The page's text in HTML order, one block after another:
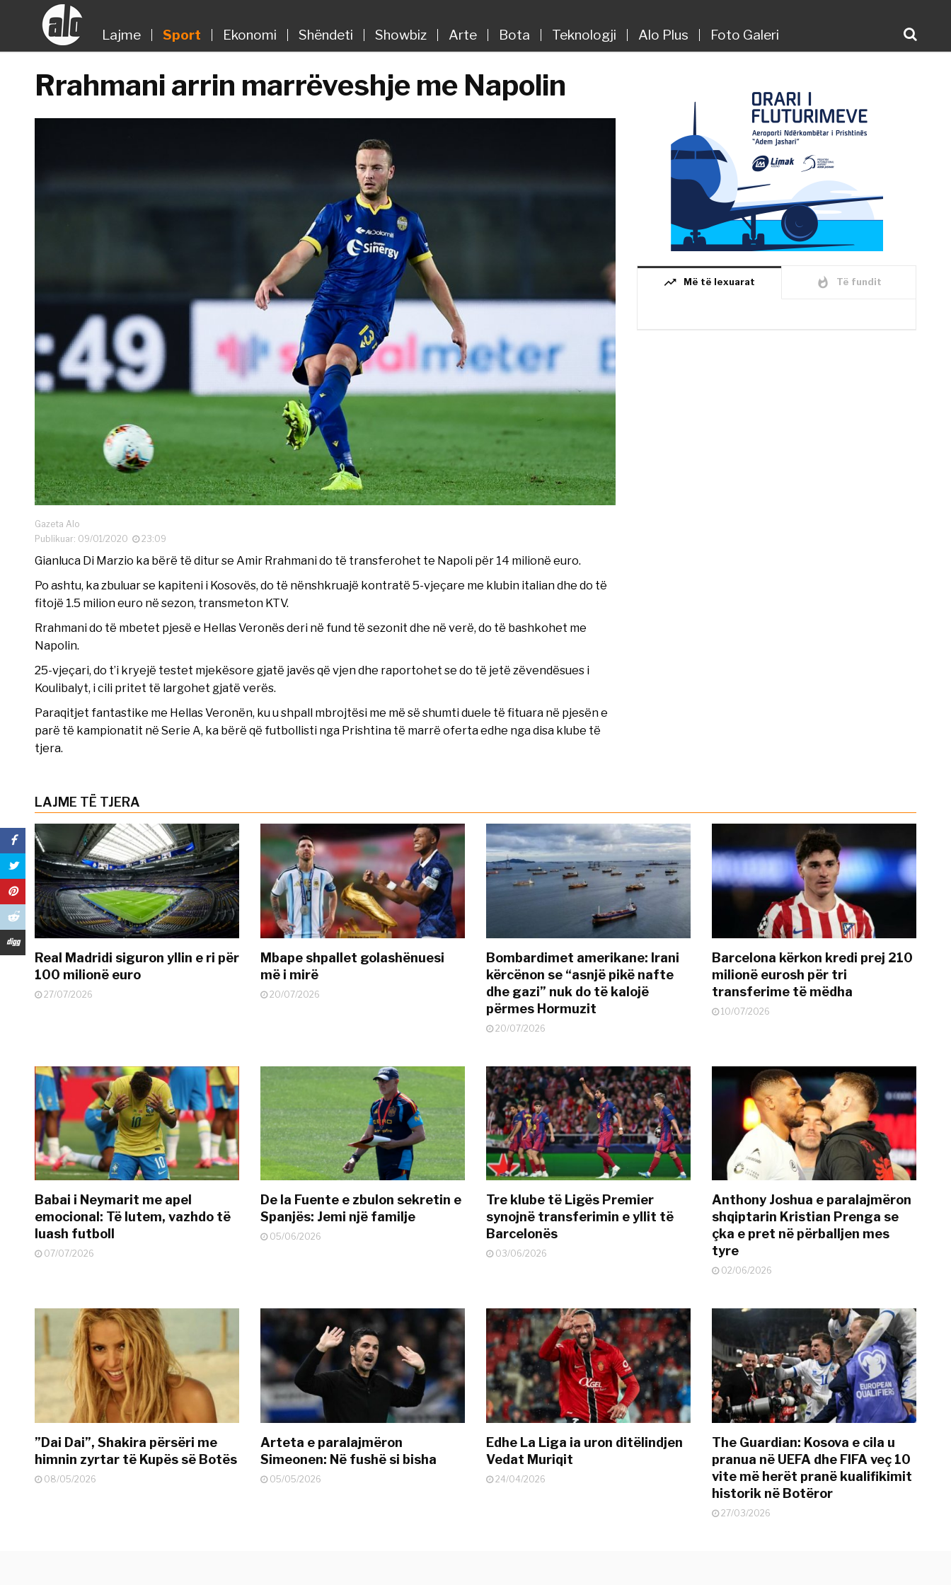
Lajme Sport Ekonomi Shëndeti Showbiz Arte Bota Teknologji Alo Plus Foto Galeri
Rrahmani arrin marrëveshje me Napolin
Gazeta Alo
Publikuar: 09/01/2020
23:09
Gianluca Di Marzio ka bërë të ditur se Amir Rrahmani do të transferohet te Napoli për 14 milionë euro.
Po ashtu, ka zbuluar se kapiteni i Kosovës, do të nënshkruajë kontratë 5-vjeçare me klubin italian dhe do të
fitojë 1.5 milion euro në sezon, transmeton KTV.
Rrahmani do të mbetet pjesë e Hellas Veronës deri në fund të sezonit dhe në verë, do të bashkohet me
Napolin.
25-vjeçari, do t’i kryejë testet mjekësore gjatë javës që vjen dhe raportohet se do të jetë zëvendësues i
Koulibalyt, i cili pritet të largohet gjatë verës.
Paraqitjet fantastike me Hellas Veronën, ku u shpall mbrojtësi me më së shumti duele të fituara në pjesën e
parë të kampionatit në Serie A, ka bërë që futbollisti nga Prishtina të marrë oferta edhe nga disa klube të
tjera.
trending_up Më të lexuarat whatshot Të fundit
LAJME TË TJERA
Real Madridi siguron yllin e ri për
100 milionë euro
27/07/2026
Mbape shpallet golashënuesi
më i mirë
20/07/2026
Bombardimet amerikane: Irani
kërcënon se “asnjë pikë nafte
dhe gazi” nuk do të kalojë
përmes Hormuzit
20/07/2026
Barcelona kërkon kredi prej 210
milionë eurosh për tri
transferime të mëdha
10/07/2026
Babai i Neymarit me apel
emocional: Të lutem, vazhdo të
luash futboll
07/07/2026
De la Fuente e zbulon sekretin e
Spanjës: Jemi një familje
05/06/2026
Tre klube të Ligës Premier
synojnë transferimin e yllit të
Barcelonës
03/06/2026
Anthony Joshua e paralajmëron
shqiptarin Kristian Prenga se
çka e pret në përballjen mes
tyre
02/06/2026
”Dai Dai”, Shakira përsëri me
himnin zyrtar të Kupës së Botës
08/05/2026
Arteta e paralajmëron
Simeonen: Në fushë si bisha
05/05/2026
Edhe La Liga ia uron ditëlindjen
Vedat Muriqit
24/04/2026
The Guardian: Kosova e cila u
pranua në UEFA dhe FIFA veç 10
vite më herët pranë kualifikimit
historik në Botëror
27/03/2026